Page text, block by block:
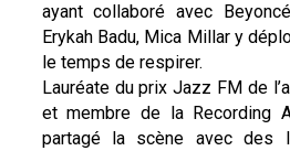
ayant collaboré avec
Erykah Badu, Mica Millar y
le temps de respirer.
Lauréate du prix Jazz FM de
et membre de la Recording
partagé la scène avec des